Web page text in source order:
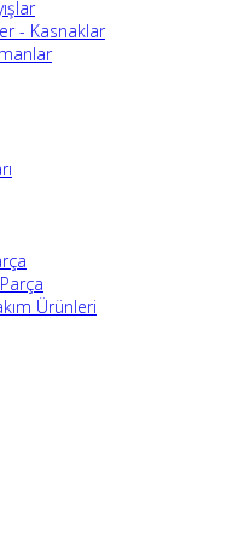
- Kasnaklar
Ürünleri